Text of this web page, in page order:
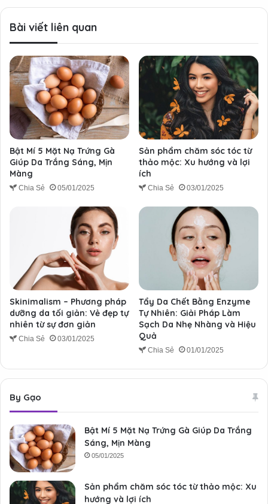
Bài viết liên quan
Bật Mí 5 Mặt Nạ Trứng Gà
Giúp Da Trắng Sáng, Mịn
Màng
Chia Sẻ 05/01/2025
Sản phẩm chăm sóc tóc từ
thảo mộc: Xu hướng và lợi
ích
Chia Sẻ 03/01/2025
Skinimalism – Phương pháp
dưỡng da tối giản: Vẻ đẹp tự
nhiên từ sự đơn giản
Chia Sẻ 03/01/2025
Tẩy Da Chết Bằng Enzyme
Tự Nhiên: Giải Pháp Làm
Sạch Da Nhẹ Nhàng và Hiệu
Quả
Chia Sẻ 01/01/2025
By Gạo
Bật Mí 5 Mặt Nạ Trứng Gà Giúp Da Trắng
Sáng, Mịn Màng
05/01/2025
Sản phẩm chăm sóc tóc từ thảo mộc: Xu
hướng và lợi ích